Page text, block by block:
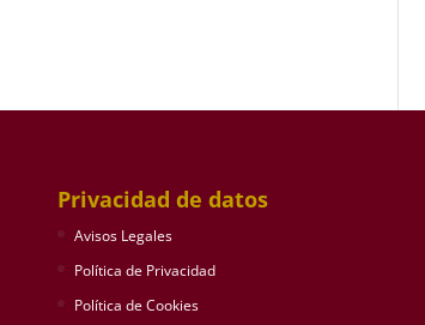
Privacidad de datos
Avisos Legales
Política de Privacidad
Política de Cookies